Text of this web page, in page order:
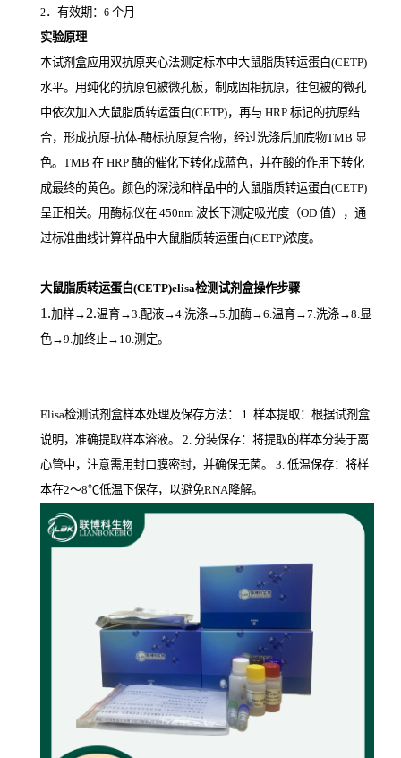
2．有效期： 6 个月
实验原理
本试剂盒应用双抗原夹心法测定标本中大鼠脂质转运蛋白(CETP)
水平。用纯化的抗原包被微孔板，制成固相抗原，往包被的微孔
中依次加入大鼠脂质转运蛋白(CETP)，再与 HRP 标记的抗原结
合，形成抗原-抗体-酶标抗原复合物，经过洗涤后加底物TMB 显
色。 TMB 在 HRP 酶的催化下转化成蓝色，并在酸的作用下转化
成最终的黄色。颜色的深浅和样品中的大鼠脂质转运蛋白(CETP)
呈正相关。用酶标仪在 450nm 波长下测定吸光度（OD 值），通
过标准曲线计算样品中大鼠脂质转运蛋白(CETP)浓度。
大鼠脂质转运蛋白(CETP)elisa检测试剂盒操作步骤
1.加样→ 2.温育→3.配液→4.洗涤→5.加酶→6.温育→7.洗涤→8.显
色→9.加终止→10.测定。
Elisa检测试剂盒样本处理及保存方法： 1. 样本提取：根据试剂盒
说明，准确提取样本溶液。 2. 分装保存：将提取的样本分装于离
心管中，注意需用封口膜密封，并确保无菌。 3. 低温保存：将样
本在2～8℃低温下保存，以避免RNA降解。